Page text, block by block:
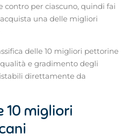
contro per ciascuno, quindi fai
una delle migliori
delle 10 migliori pettorine
e gradimento degli
direttamente da
10 migliori